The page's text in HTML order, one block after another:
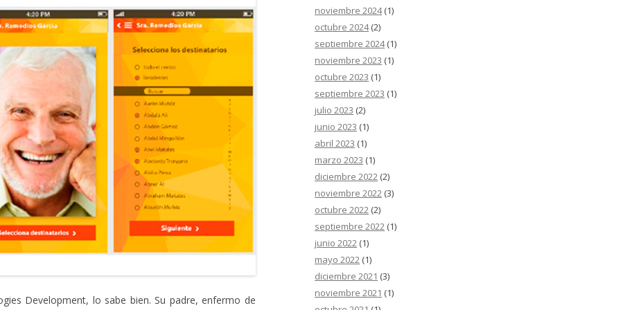
Development, lo sabe bien. Su padre, enfermo de
noviembre 2024(1)
octubre 2024(2)
septiembre 2024(1)
noviembre 2023 (1)
octubre 2023 (1)
septiembre 2023 (1)
julio 2023 (2)
junio 2023 (1)
abril 2023 (1)
marzo 2023 (1)
diciembre 2022 (2)
noviembre 2022 (3)
octubre 2022 (2)
septiembre 2022 (1)
junio 2022 (1)
mayo 2022 (1)
diciembre 2021 (3)
noviembre 2021 (1)